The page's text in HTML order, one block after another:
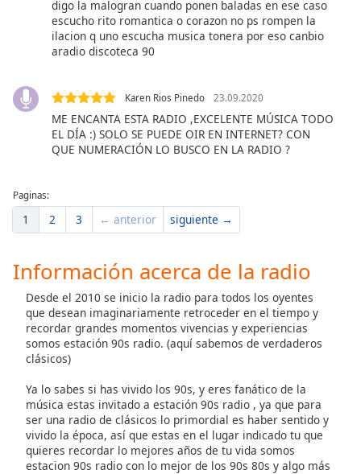
digo la malogran cuando ponen baladas en ese caso
escucho rito romantica o corazon no ps rompen la
ilacion q uno escucha musica tonera por eso canbio
aradio discoteca 90
Karen Rios Pinedo 23.09.2020
ME ENCANTA ESTA RADIO ,EXCELENTE MÚSICA TODO
EL DÍA :) SOLO SE PUEDE OIR EN INTERNET? CON
QUE NUMERACIÓN LO BUSCO EN LA RADIO ?
Paginas:
1 2 3 ← anterior siguiente →
Información acerca de la radio
Desde el 2010 se inicio la radio para todos los oyentes
que desean imaginariamente retroceder en el tiempo y
recordar grandes momentos vivencias y experiencias
somos estación 90s radio. (aquí sabemos de verdaderos
clásicos)
Ya lo sabes si has vivido los 90s, y eres fanático de la
música estas invitado a estación 90s radio , ya que para
ser una radio de clásicos lo primordial es haber sentido y
vivido la época, así que estas en el lugar indicado tu que
quieres recordar lo mejores años de tu vida somos
estacion 90s radio con lo mejor de los 90s 80s y algo más